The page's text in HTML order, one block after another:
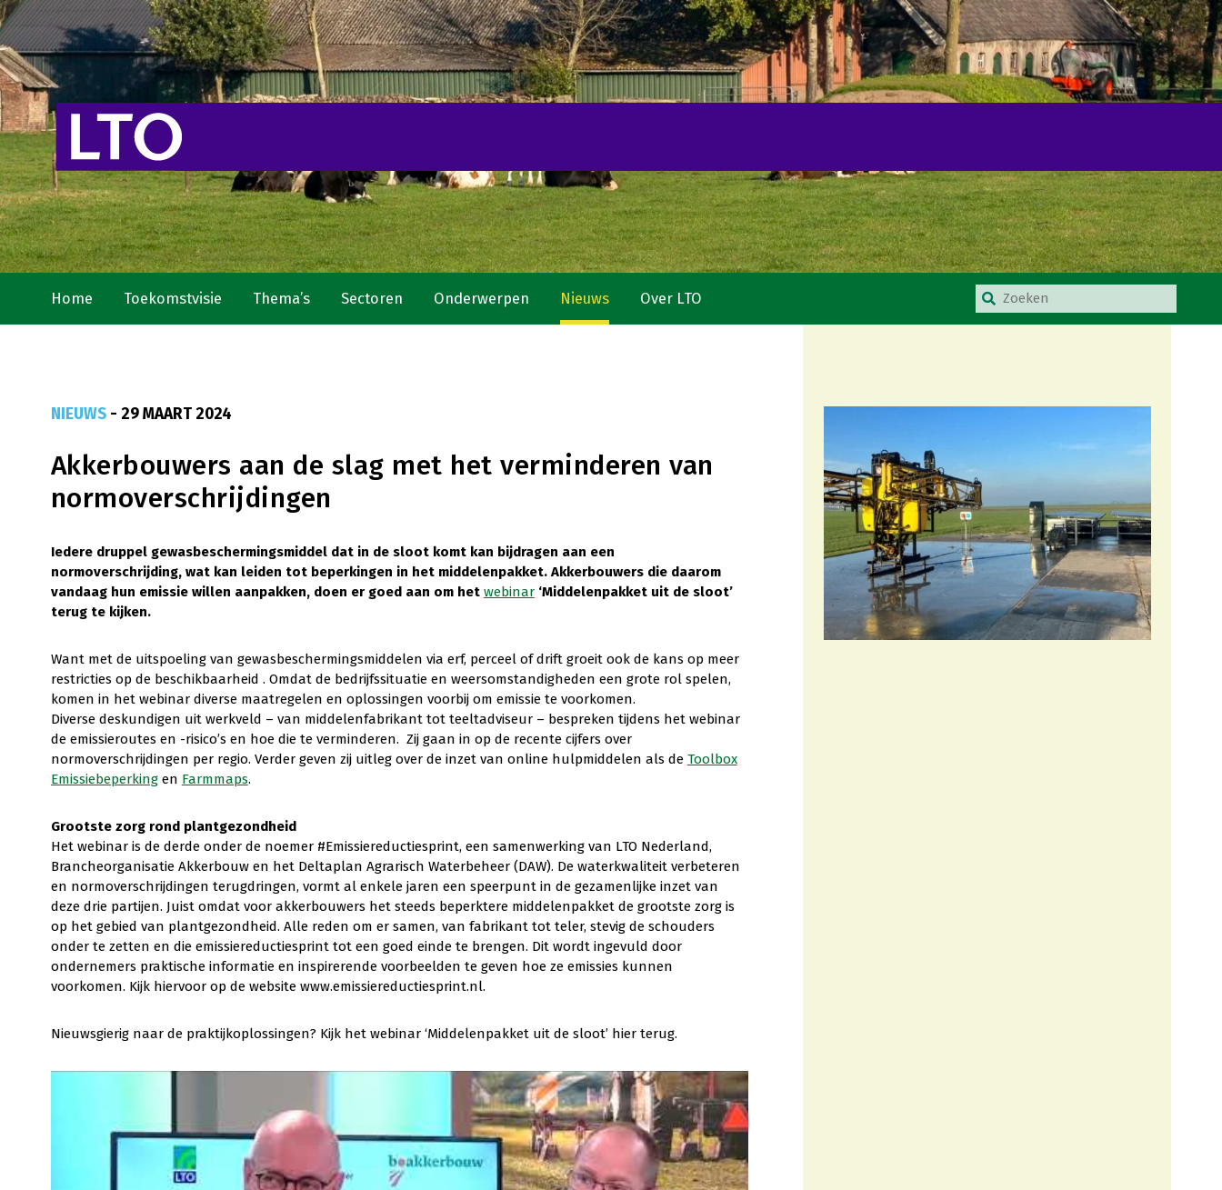
Home Toekomstvisie Thema’s Sectoren Onderwerpen Nieuws Over LTO
NIEUWS- 29 MAART 2024
Akkerbouwers aan de slag met het verminderen van
normoverschrijdingen
Iedere druppel gewasbeschermingsmiddel dat in de sloot komt kan bijdragen aan een
normoverschrijding, wat kan leiden tot beperkingen in het middelenpakket. Akkerbouwers die daarom
vandaag hun emissie willen aanpakken, doen er goed aan om het webinar‘Middelenpakket uit de sloot’
terug te kijken.
Want met de uitspoeling van gewasbeschermingsmiddelen via erf, perceel of drift groeit ook de kans op meer
restricties op de beschikbaarheid . Omdat de bedrijfssituatie en weersomstandigheden een grote rol spelen,
komen in het webinar diverse maatregelen en oplossingen voorbij om emissie te voorkomen.
Diverse deskundigen uit werkveld – van middelenfabrikant tot teeltadviseur – bespreken tijdens het webinar
de emissieroutes en -risico’s en hoe die te verminderen. Zij gaan in op de recente cijfers over
normoverschrijdingen per regio. Verder geven zij uitleg over de inzet van online hulpmiddelen als de Toolbox
Emissiebeperkingen Farmmaps.
Grootste zorg rond plantgezondheid
Het webinar is de derde onder de noemer #Emissiereductiesprint, een samenwerking van LTO Nederland,
Brancheorganisatie Akkerbouw en het Deltaplan Agrarisch Waterbeheer (DAW). De waterkwaliteit verbeteren
en normoverschrijdingen terugdringen, vormt al enkele jaren een speerpunt in de gezamenlijke inzet van
deze drie partijen. Juist omdat voor akkerbouwers het steeds beperktere middelenpakket de grootste zorg is
op het gebied van plantgezondheid. Alle reden om er samen, van fabrikant tot teler, stevig de schouders
onder te zetten en die emissiereductiesprint tot een goed einde te brengen. Dit wordt ingevuld door
ondernemers praktische informatie en inspirerende voorbeelden te geven hoe ze emissies kunnen
voorkomen. Kijk hiervoor op de website www.emissiereductiesprint.nl.
Nieuwsgierig naar de praktijkoplossingen? Kijk het webinar ‘Middelenpakket uit de sloot’ hier terug.